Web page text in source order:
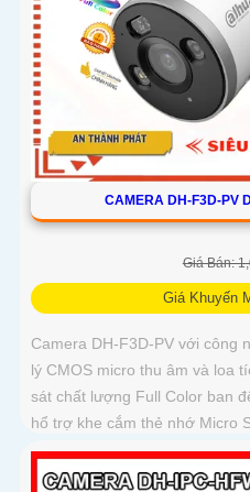
CAMERA DH-F3D-PV
Giá Bán:
Giá Khuyến
Camera DH-F3D-PV với công
lý CMOS micro thu âm và loa
sát chất lượng Full Color ban
hổ trợ khe cắm thẻ nhớ Micro
kết nối dễ dàng